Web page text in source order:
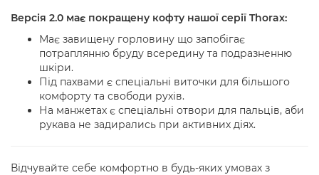
Версія 2.0 має покращену кофту нашої серії Thorax:
Має завищену горловину що запобігає
потраплянню бруду всередину та подразненню
шкіри.
Під пахвами є спеціальні виточки для більшого
комфорту та свободи рухів.
На манжетах є спеціальні отвори для пальців, аби
рукава не задирались при активних діях.
Відчувайте себе комфортно в будь-яких умовах з